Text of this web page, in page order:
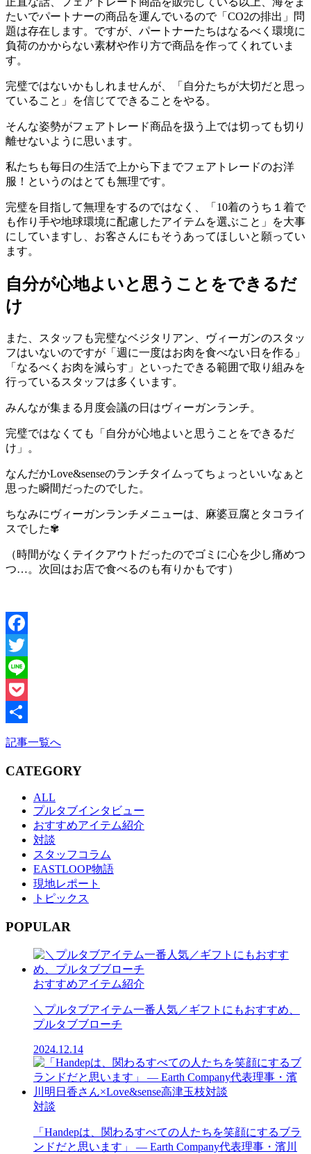
たいでパートナーの商品を運んでいるので「CO2の排出」問
題は存在します。ですが、パートナーたちはなるべく環境に
負荷のかからない素材や作り方で商品を作ってくれていま
す。
完璧ではないかもしれませんが、「自分たちが大切だと思っ
ていること」を信じてできることをやる。
そんな姿勢がフェアトレード商品を扱う上では切っても切り
離せないように思います。
私たちも毎日の生活で上から下までフェアトレードのお洋
服！というのはとても無理です。
完璧を目指して無理をするのではなく、「10着のうち１着で
も作り手や地球環境に配慮したアイテムを選ぶこと」を大事
にしていますし、お客さんにもそうあってほしいと願ってい
ます。
自分が心地よいと思うことをできるだ
け
また、スタッフも完璧なベジタリアン、ヴィーガンのスタッ
フはいないのですが「週に一度はお肉を食べない日を作る」
「なるべくお肉を減らす」といったできる範囲で取り組みを
行っているスタッフは多くいます。
みんなが集まる月度会議の日はヴィーガンランチ。
完璧ではなくても「自分が心地よいと思うことをできるだ
け」。
なんだかLove&senseのランチタイムってちょっといいなぁと
思った瞬間だったのでした。
ちなみにヴィーガンランチメニューは、麻婆豆腐とタコライ
スでした✾
（時間がなくテイクアウトだったのでゴミに心を少し痛めつ
つ…。次回はお店で食べるのも有りかもです）
Facebook
Twitter
Line
Pocket
記事一覧へ
CATEGORY
ALL
プルタブインタビュー
おすすめアイテム紹介
対談
スタッフコラム
EASTLOOP物語
現地レポート
トピックス
POPULAR
おすすめアイテム紹介
＼プルタブアイテム一番人気／ギフトにもおすすめ、
プルタブブローチ
2024.12.14
対談
「Handepは、関わるすべての人たちを笑顔にするブラ
ンドだと思います」 ― Earth Company代表理事・濱川